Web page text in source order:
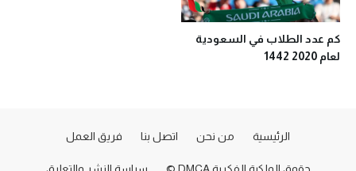
كم عدد الطلاب في السعودية
لعام 2020 1442
الرئيسية من نحن اتصل بنا فريق العمل